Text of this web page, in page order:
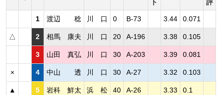
ト
評
1 渡辺 稔 川 口 0 B-73 3.44 0.071
△ 2 相馬 康夫 川 口 20 A-196 3.38 0.105
3 山田 真弘 川 口 30 A-203 3.39 0.081
× 4 中山 透 川 口 30 A-27 3.32 0.103
▲ 5 岩科 鮮太 浜 松 40 A-26 3.33 0.1